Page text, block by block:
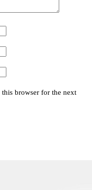
browser for the next